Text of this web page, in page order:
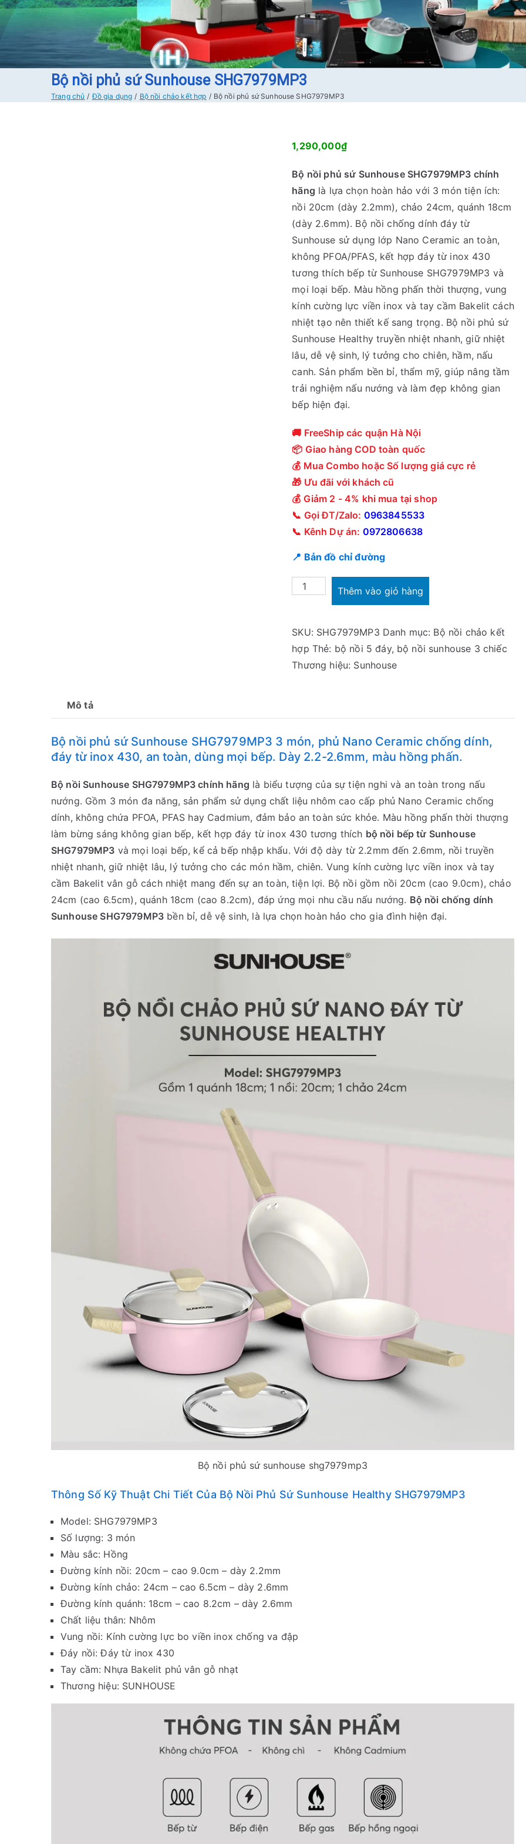
Bộ nồi phủ sứ Sunhouse SHG7979MP3
Trang chủ Đồ gia dụng Bộ nồi chảo kết hợp Bộ nồi phủ sứ Sunhouse SHG7979MP3
1,290,000₫
Bộ nồi phủ sứ Sunhouse SHG7979MP3 chính
hãng là lựa chọn hoàn hảo với 3 món tiện ích:
nồi 20cm (dày 2.2mm), chảo 24cm, quánh 18cm
(dày 2.6mm). Bộ nồi chống dính đáy từ
Sunhouse sử dụng lớp Nano Ceramic an toàn,
không PFOA/PFAS, kết hợp đáy từ inox 430
tương thích bếp từ Sunhouse SHG7979MP3 và
mọi loại bếp. Màu hồng phấn thời thượng, vung
kính cường lực viền inox và tay cầm Bakelit cách
nhiệt tạo nên thiết kế sang trọng. Bộ nồi phủ sứ
Sunhouse Healthy truyền nhiệt nhanh, giữ nhiệt
lâu, dễ vệ sinh, lý tưởng cho chiên, hầm, nấu
canh. Sản phẩm bền bỉ, thẩm mỹ, giúp nâng tầm
trải nghiệm nấu nướng và làm đẹp không gian
bếp hiện đại.
🚚 FreeShip các quận Hà Nội
📦 Giao hàng COD toàn quốc
💰 Mua Combo hoặc Số lượng giá cực rẻ
🎁 Ưu đãi với khách cũ
💰 Giảm 2 - 4% khi mua tại shop
📞 Gọi ĐT/Zalo: 0963845533
📞 Kênh Dự án: 0972806638
📍 Bản đồ chỉ đường
Bộ
sứ
Sunhouse
SHG7979MP3
Thêm vào giỏ hàng
SKU: SHG7979MP3 Danh mục: Bộ nồi chảo kết
hợp Thẻ: bộ nồi 5 đáy, bộ nồi sunhouse 3 chiếc
Thương hiệu: Sunhouse
Mô tả
Bộ nồi phủ sứ Sunhouse SHG7979MP3 3 món, phủ Nano Ceramic chống dính,
đáy từ inox 430, an toàn, dùng mọi bếp. Dày 2.2-2.6mm, màu hồng phấn.
Bộ nồi Sunhouse SHG7979MP3 chính hãng là biểu tượng của sự tiện nghi và an toàn trong nấu
nướng. Gồm 3 món đa năng, sản phẩm sử dụng chất liệu nhôm cao cấp phủ Nano Ceramic chống
dính, không chứa PFOA, PFAS hay Cadmium, đảm bảo an toàn sức khỏe. Màu hồng phấn thời thượng
làm bừng sáng không gian bếp, kết hợp đáy từ inox 430 tương thích bộ nồi bếp từ Sunhouse
SHG7979MP3 và mọi loại bếp, kể cả bếp nhập khẩu. Với độ dày từ 2.2mm đến 2.6mm, nồi truyền
nhiệt nhanh, giữ nhiệt lâu, lý tưởng cho các món hầm, chiên. Vung kính cường lực viền inox và tay
cầm Bakelit vân gỗ cách nhiệt mang đến sự an toàn, tiện lợi. Bộ nồi gồm nồi 20cm (cao 9.0cm), chảo
24cm (cao 6.5cm), quánh 18cm (cao 8.2cm), đáp ứng mọi nhu cầu nấu nướng. Bộ nồi chống dính
Sunhouse SHG7979MP3 bền bỉ, dễ vệ sinh, là lựa chọn hoàn hảo cho gia đình hiện đại.
Bộ nồi phủ sứ sunhouse shg7979mp3
Thông Số Kỹ Thuật Chi Tiết Của Bộ Nồi Phủ Sứ Sunhouse Healthy SHG7979MP3
Model: SHG7979MP3
Số lượng: 3 món
Màu sắc: Hồng
Đường kính nồi: 20cm – cao 9.0cm – dày 2.2mm
Đường kính chảo: 24cm – cao 6.5cm – dày 2.6mm
Đường kính quánh: 18cm – cao 8.2cm – dày 2.6mm
Chất liệu thân: Nhôm
Vung nồi: Kính cường lực bo viền inox chống va đập
Đáy nồi: Đáy từ inox 430
Tay cầm: Nhựa Bakelit phủ vân gỗ nhạt
Thương hiệu: SUNHOUSE